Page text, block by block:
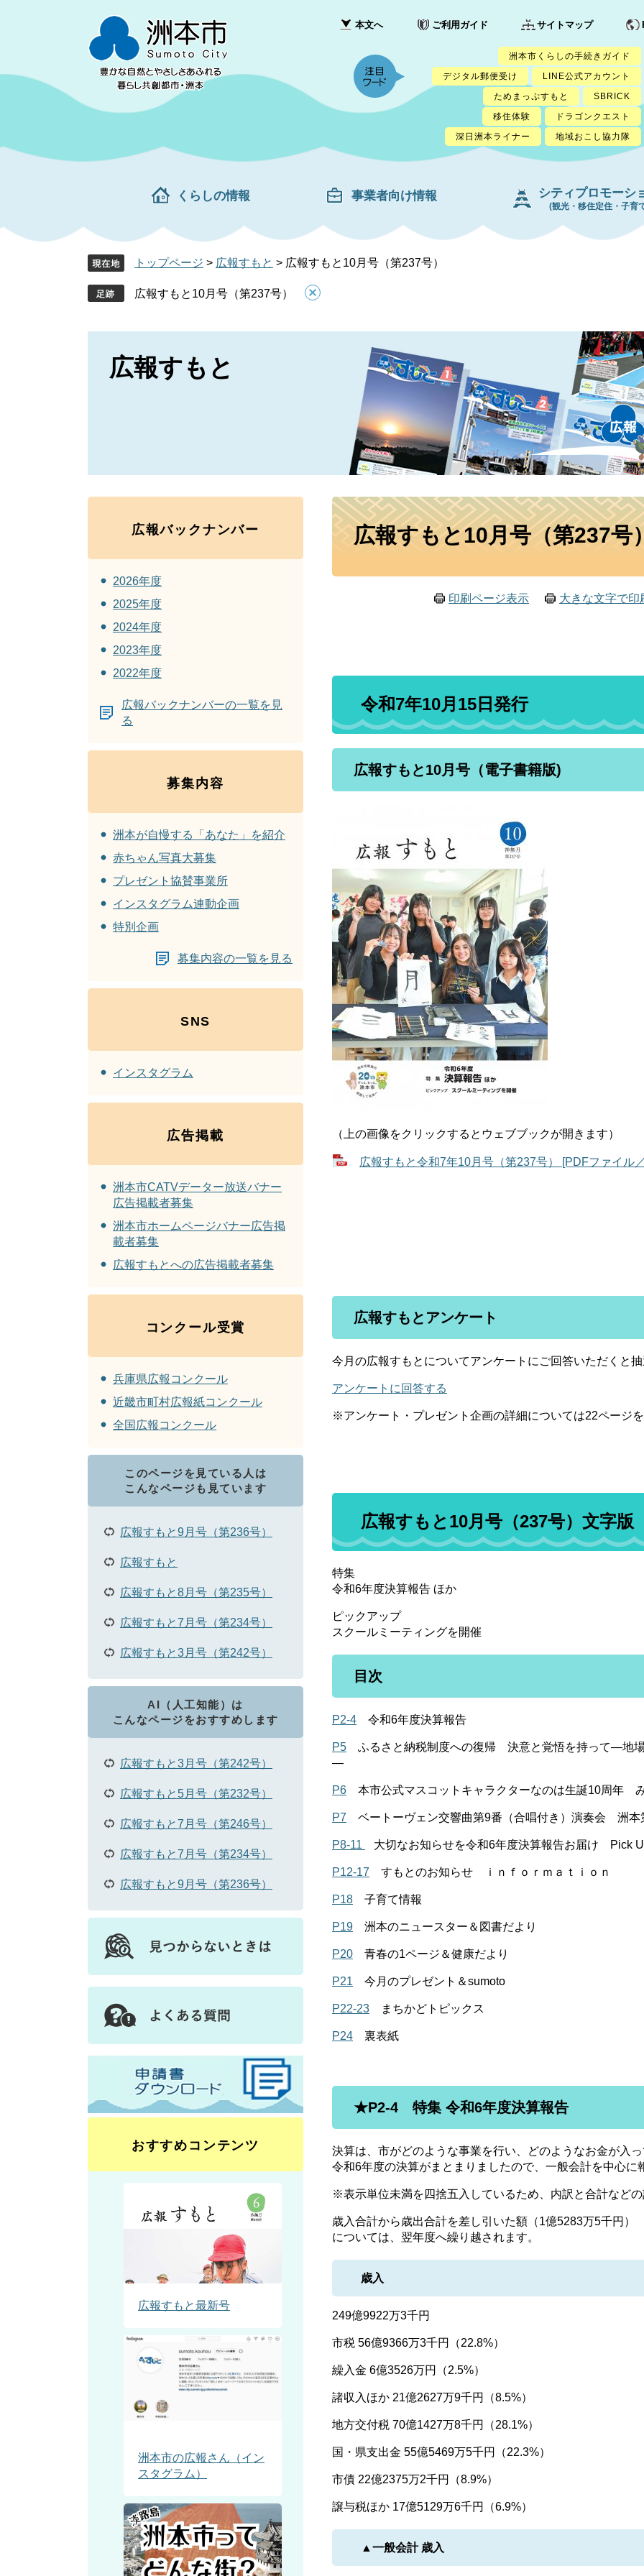
先
を
て
本文へ ご利用ガイド サイトマップ
洲本市くらしの手続きガイド
デジタル郵便受け
LINE公式アカウント
ためまっぷすもと
SBRICK
移住体験
ドラゴンクエスト
深日洲本ライナー
地域おこし協力隊
くらしの情報 事業者向け情報 シティプロモーシ
(観光・移住定住・子育
トップページ > 広報すもと > 広報すもと10月号（第237号）
広報すもと10月号（第237号）
広報すもと
本
広報すもと10月号（第237号）
印刷ページ表示 大きな文字で印
令和7年10月15日発行
広報すもと10月号（電子書籍版)
（上の画像をクリックするとウェブブックが開きます）
広報すもと令和7年10月号（第237号） [PDFファイル
広報すもとアンケート
今月の広報すもとについてアンケートにご回答いただくと
アンケートに回答する
※アンケート・プレゼント企画の詳細については22ページを
広報すもと10月号（237号）文字版
特集
令和6年度決算報告 ほか
ピックアップ
スクールミーティングを開催
目次
P2-4 令和6年度決算報告
P5 ふるさと納税制度への復帰 決意と覚悟を持って―地
―​
P6 本市公式マスコットキャラクターなのは生誕10周年
P7 ベートーヴェン交響曲第9番（合唱付き）演奏会 洲
P8-11 大切なお知らせを令和6年度決算報告お届け Pick
P12-17 すもとのお知らせ ｉｎｆｏｒｍａｔｉｏｎ
P18 子育て情報
P19 洲本のニュースター＆図書だより
P20 青春の1ページ＆健康だより
P21 今月のプレゼント＆sumoto
P22-23 まちかどトピックス
P24 裏表紙
★P2-4 特集 令和6年度決算報告
決算は、市がどのような事業を行い、どのようなお金が入
令和6年度の決算がまとまりましたので、一般会計を中心に
※表示単位未満を四捨五入しているため、内訳と合計などの
歳入合計から歳出合計を差し引いた額（1億5283万5千円）
については、翌年度へ繰り越されます。
歳入
249億9922万3千円
市税 56億9366万3千円（22.8%）
繰入金 6億3526万円（2.5%）
諸収入ほか 21億2627万9千円（8.5%）
地方交付税 70億1427万8千円（28.1%）
国・県支出金 55億5469万5千円（22.3%）
市債 22億2375万2千円（8.9%）
譲与税ほか 17億5129万6千円（6.9%）
▲一般会計 歳入
広報バックナンバー
2026年度
2025年度
2024年度
2023年度
2022年度
広報バックナンバーの一覧を見
る
募集内容
洲本が自慢する「あなた」を紹介
赤ちゃん写真大募集
プレゼント協賛事業所
インスタグラム連動企画
特別企画
募集内容の一覧を見る
SNS
インスタグラム
広告掲載
洲本市CATVデーター放送バナー
広告掲載者募集
洲本市ホームページバナー広告掲
載者募集
広報すもとへの広告掲載者募集
コンクール受賞
兵庫県広報コンクール
近畿市町村広報紙コンクール
全国広報コンクール
このページを見ている人は
こんなページも見ています
広報すもと9月号（第236号）
広報すもと
広報すもと8月号（第235号）
広報すもと7月号（第234号）
広報すもと3月号（第242号）
AI（人工知能）は
こんなページをおすすめします
広報すもと3月号（第242号）
広報すもと5月号（第232号）
広報すもと7月号（第246号）
広報すもと7月号（第234号）
広報すもと9月号（第236号）
おすすめコンテンツ
広報すもと最新号
洲本市の広報さん（イン
スタグラム）